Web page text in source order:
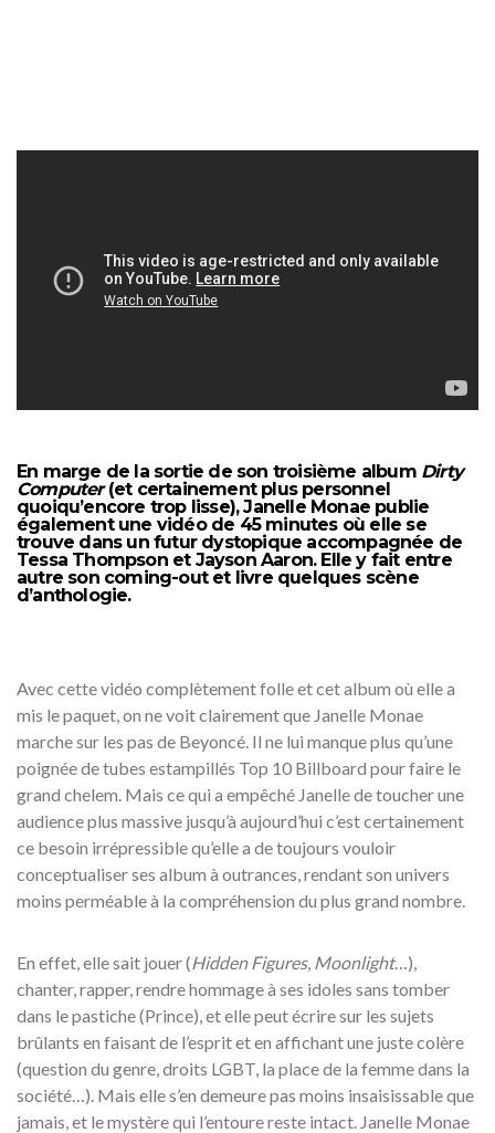
En marge de la sortie de son troisième album Dirty
Computer(et certainement plus personnel
quoiqu’encore trop lisse), Janelle Monae publie
également une vidéo de 45 minutes où elle se
trouve dans un futur dystopique accompagnée de
Tessa Thompson et Jayson Aaron. Elle y fait entre
autre son coming-out et livre quelques scène
d’anthologie.
Avec cette vidéo complètement folle et cet album où elle a
mis le paquet, on ne voit clairement que Janelle Monae
marche sur les pas de Beyoncé. Il ne lui manque plus qu’une
poignée de tubes estampillés Top 10 Billboard pour faire le
grand chelem. Mais ce qui a empêché Janelle de toucher une
audience plus massive jusqu’à aujourd’hui c’est certainement
ce besoin irrépressible qu’elle a de toujours vouloir
conceptualiser ses album à outrances, rendant son univers
moins perméable à la compréhension du plus grand nombre.
En effet, elle sait jouer (Hidden Figures, Moonlight…),
chanter, rapper, rendre hommage à ses idoles sans tomber
dans le pastiche (Prince), et elle peut écrire sur les sujets
brûlants en faisant de l’esprit et en affichant une juste colère
(question du genre, droits LGBT, la place de la femme dans la
société…). Mais elle s’en demeure pas moins insaisissable que
jamais, et le mystère qui l’entoure reste intact. Janelle Monae